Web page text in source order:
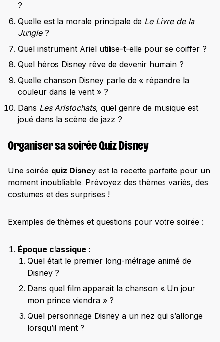
?
Quelle est la morale principale de Le Livre de la
Jungle?
Quel instrument Ariel utilise-t-elle pour se coiffer ?
Quel héros Disney rêve de devenir humain ?
Quelle chanson Disney parle de « répandre la
couleur dans le vent » ?
Dans Les Aristochats, quel genre de musique est
joué dans la scène de jazz ?
Organiser sa soirée Quiz Disney
Une soirée quiz Disney est la recette parfaite pour un
moment inoubliable. Prévoyez des thèmes variés, des
costumes et des surprises !
Exemples de thèmes et questions pour votre soirée :
Époque classique :
Quel était le premier long-métrage animé de
Disney ?
Dans quel film apparaît la chanson « Un jour
mon prince viendra » ?
Quel personnage Disney a un nez qui s’allonge
lorsqu’il ment ?